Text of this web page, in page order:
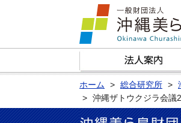
ホーム 総合研究所
沖縄ザトウクジラ会議